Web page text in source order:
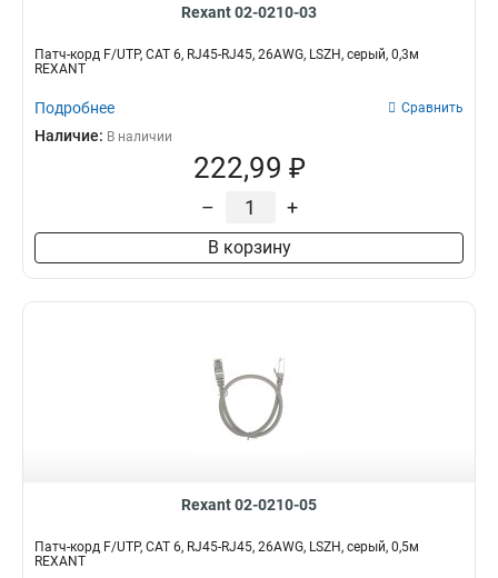
Rexant 02-0210-03
Патч-корд F/UTP, CAT 6, RJ45-RJ45, 26AWG, LSZH, серый, 0,3м
REXANT
Подробнее Сравнить
Наличие: В наличии
222,99 ₽
– +
В корзину
Rexant 02-0210-05
Патч-корд F/UTP, CAT 6, RJ45-RJ45, 26AWG, LSZH, серый, 0,5м
REXANT